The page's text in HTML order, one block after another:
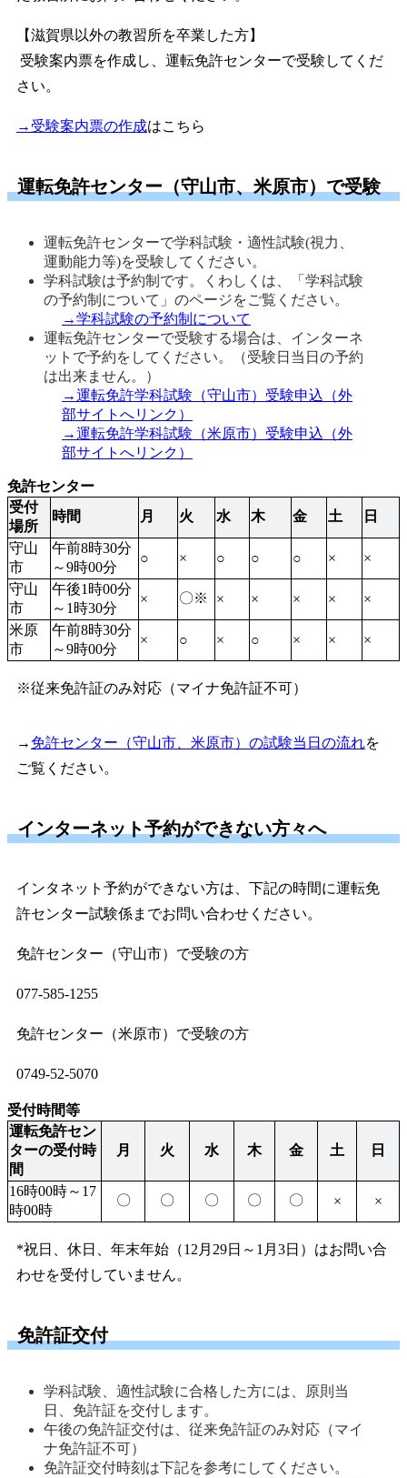
【滋賀県以外の教習所を卒業した方】
受験案内票を作成し、運転免許センターで受験してくだ
さい。
→受験案内票の作成はこちら
運転免許センター（守山市、米原市）で受験
運転免許センターで学科試験・適性試験(視力、
運動能力等)を受験してください。
学科試験は予約制です。くわしくは、「学科試験
の予約制について」のページをご覧ください。
→学科試験の予約制について
運転免許センターで受験する場合は、インターネ
ットで予約をしてください。（受験日当日の予約
は出来ません。）
→運転免許学科試験（守山市）受験申込（外
部サイトへリンク）
→運転免許学科試験（米原市）受験申込（外
部サイトへリンク）
免許センター
受付
場所
時間 月 火 水 木 金 土 日
守山
市
午前8時30分
～9時00分
○ × ○ ○ ○ ×
×
守山
市
午後1時00分
～1時30分
× 〇※ × × × ×
×
米原
市
午前8時30分
～9時00分
× ○ × ○ × × ×
※従来免許証のみ対応（マイナ免許証不可）
→ 免許センター（守山市、米原市）の試験当日の流れを
ご覧ください。
インターネット予約ができない方々へ
インタネット予約ができない方は、下記の時間に運転免
許センター試験係までお問い合わせください。
免許センター（守山市）で受験の方
077-585-1255
免許センター（米原市）で受験の方
0749-52-5070
受付時間等
運転免許セン
ターの受付時
間
月 火 水 木 金 土 日
16時00時～17
時00時
〇 〇 〇 〇 〇 × ×
*祝日、休日、年末年始（12月29日～1月3日）はお問い合
わせを受付していません。
免許証交付
学科試験、適性試験に合格した方には、原則当
日、免許証を交付します。
午後の免許証交付は、従来免許証のみ対応（マイ
ナ免許証不可）
免許証交付時刻は下記を参考にしてください。